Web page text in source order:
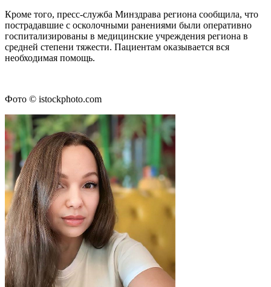
Кроме того, пресс-служба Минздрава региона сообщила, что
пострадавшие с осколочными ранениями были оперативно
госпитализированы в медицинские учреждения региона в
средней степени тяжести. Пациентам оказывается вся
необходимая помощь.
Фото © istockphoto.com